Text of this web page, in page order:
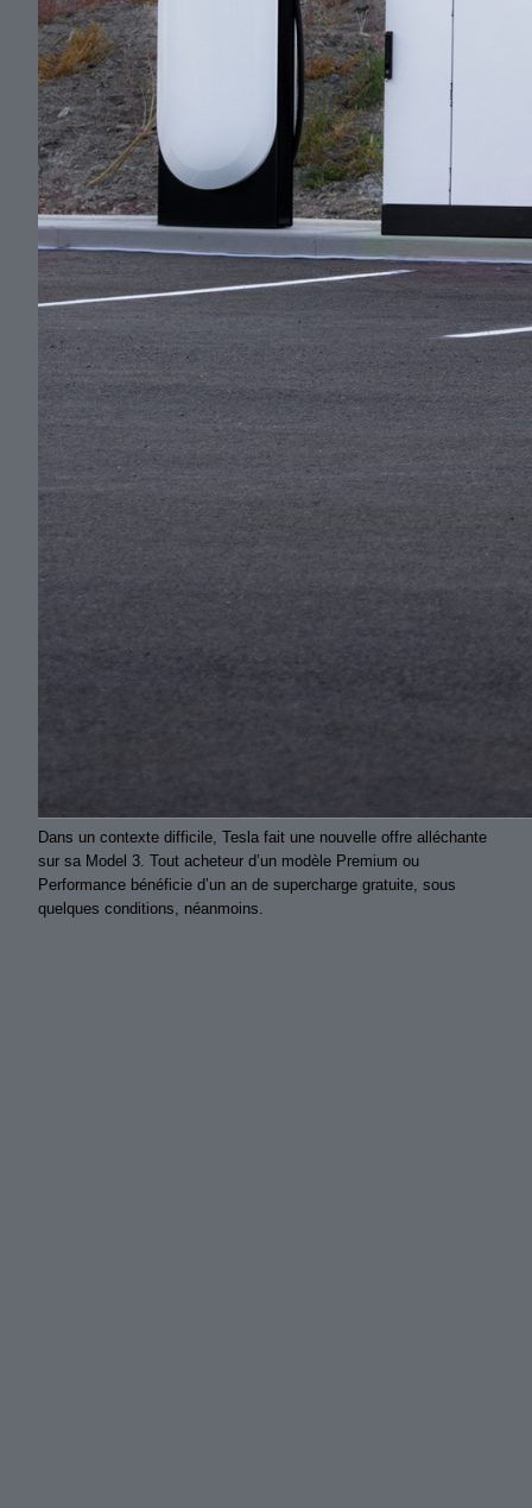
Dans un contexte difficile, Tesla fait une nouvelle offre alléchante
sur sa Model 3. Tout acheteur d’un modèle Premium ou
Performance bénéficie d’un an de supercharge gratuite, sous
quelques conditions, néanmoins.